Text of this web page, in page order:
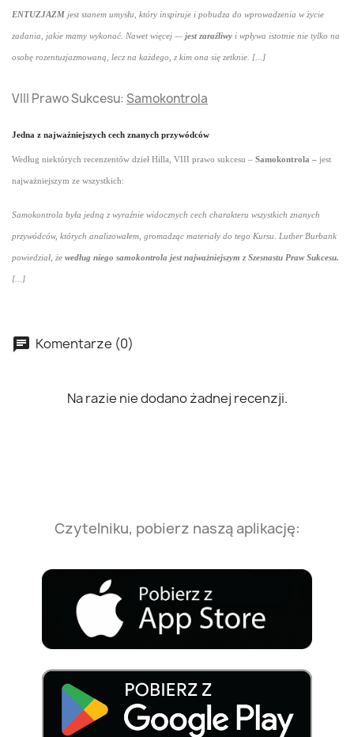
ENTUZJAZM jest stanem umysłu, który inspiruje i pobudza do wprowadzenia w życie
zadania, jakie mamy wykonać. Nawet więcej — jest zaraźliwy i wpływa istotnie nie tylko na
osobę rozentuzjazmowaną, lecz na każdego, z kim ona się zetknie. [...]
VIII Prawo Sukcesu:Samokontrola
Jedna z najważniejszych cech znanych przywódców
Według niektórych recenzentów dzieł Hilla, VIII prawo sukcesu – Samokontrola – jest
najważniejszym ze wszystkich:
Samokontrola była jedną z wyraźnie widocznych cech charakteru wszystkich znanych
przywódców, których analizowałem, gromadząc materiały do tego Kursu. Luther Burbank
powiedział, że według niego samokontrola jest najważniejszym z Szesnastu Praw Sukcesu.
[...]
Komentarze (0)
Na razie nie dodano żadnej recenzji.
Czytelniku, pobierz naszą aplikację: